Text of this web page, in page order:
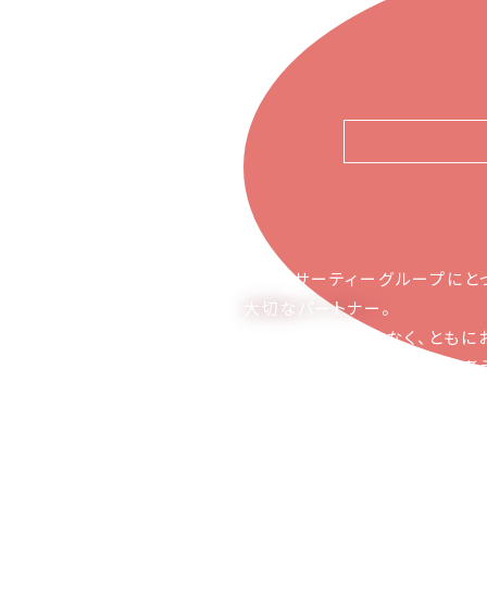
ピアーサーティーグループにと
大切なパートナー。
お取引の関係ではなく、とも
かち合える関係でありたいと考